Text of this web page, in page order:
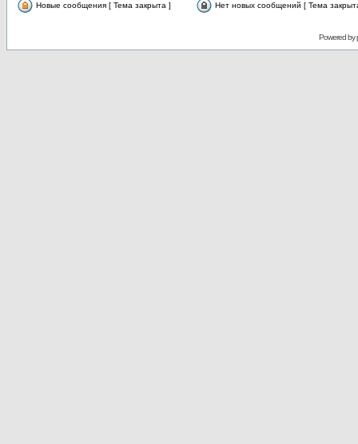
Новые сообщения [ Тема закрыта ]
Нет новых сообщений [ Тема
Powered by